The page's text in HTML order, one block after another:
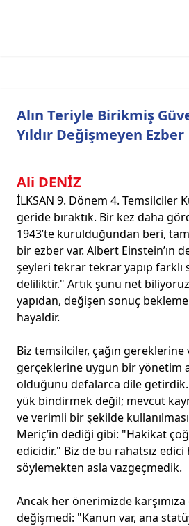
Alın Teriyle Birikmiş
Yıldır Değişmeyen Ezber
Ali DENİZ
İLKSAN 9. Dönem 4. Temsilciler
geride bıraktık. Bir kez daha
1943’te kurulduğundan beri,
bir ezber var. Albert Einstein’ın
şeyleri tekrar tekrar yapıp
deliliktir." Artık şunu net
yapıdan, değişen sonuç
hayaldir.
Biz temsilciler, çağın
gerçeklerine uygun bir yönetim
olduğunu defalarca dile getirdik.
yük bindirmek değil; mevcut
ve verimli bir şekilde
Meriç’in dediği gibi: "Hakikat
edicidir." Biz de bu rahatsız
söylemekten asla vazgeçmedik.
Ancak her önerimizde
değişmedi: "Kanun var, ana